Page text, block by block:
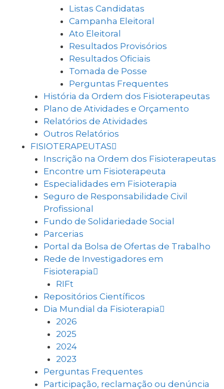
Listas Candidatas
Campanha Eleitoral
Ato Eleitoral
Resultados Provisórios
Resultados Oficiais
Tomada de Posse
Perguntas Frequentes
História da Ordem dos Fisioterapeutas
Plano de Atividades e Orçamento
Relatórios de Atividades
Outros Relatórios
FISIOTERAPEUTAS
Inscrição na Ordem dos Fisioterapeutas
Encontre um Fisioterapeuta
Especialidades em Fisioterapia
Seguro de Responsabilidade Civil
Profissional
Fundo de Solidariedade Social
Parcerias
Portal da Bolsa de Ofertas de Trabalho
Rede de Investigadores em
Fisioterapia
RIFt
Repositórios Científicos
Dia Mundial da Fisioterapia
2026
2025
2024
2023
Perguntas Frequentes
Participação, reclamação ou denúncia